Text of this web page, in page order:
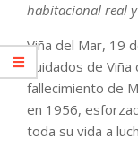
habitacional real
Viña del Mar, 19
Cuidados de
fallecimiento de
en 1956,
toda su vida a